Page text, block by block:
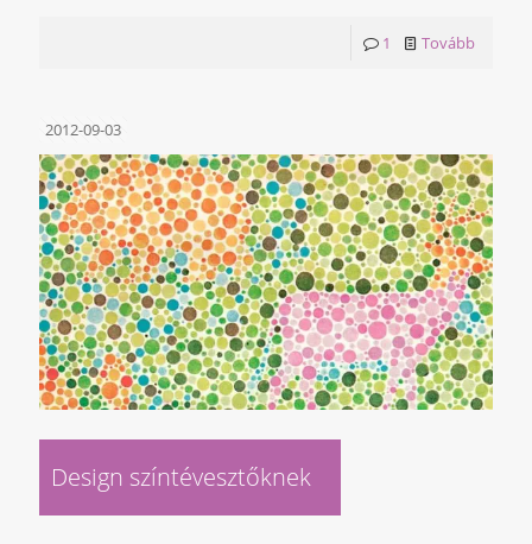
1 Tovább
2012-09-03
Design színtévesztőknek